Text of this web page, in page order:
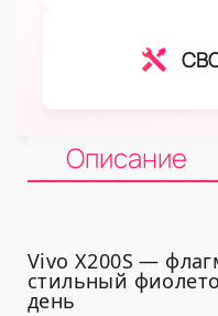
Описание
Vivo X200S —
стильный
день